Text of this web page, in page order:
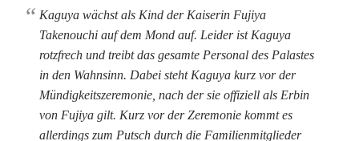
Kaguya wächst als Kind der Kaiserin Fujiya
Takenouchi auf dem Mond auf. Leider ist Kaguya
rotzfrech und treibt das gesamte Personal des Palastes
in den Wahnsinn. Dabei steht Kaguya kurz vor der
Mündigkeitszeremonie, nach der sie offiziell als Erbin
von Fujiya gilt. Kurz vor der Zeremonie kommt es
allerdings zum Putsch durch die Familienmitglieder